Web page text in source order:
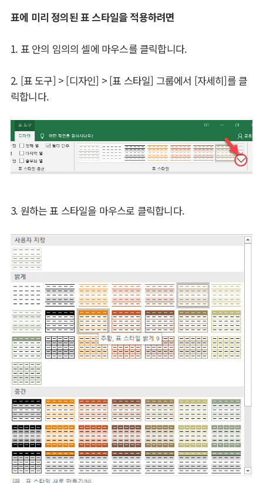
표에 미리 정의된 표 스타일을 적용하려면
1. 표 안의 임의의 셀에 마우스를 클릭합니다.
2. [표 도구] > [디자인] > [표 스타일] 그룹에서 [자세히]를 클
릭합니다.
3. 원하는 표 스타일을 마우스로 클릭합니다.